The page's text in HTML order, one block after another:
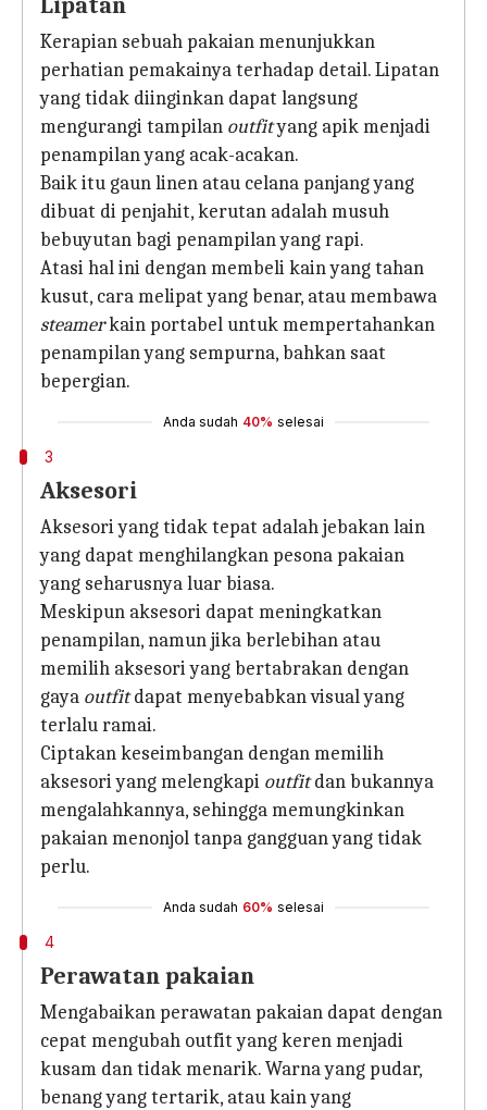
Kerapian sebuah pakaian menunjukkan
perhatian pemakainya terhadap detail. Lipatan
yang tidak diinginkan dapat langsung
mengurangi tampilan outfityang apik menjadi
penampilan yang acak-acakan.
Baik itu gaun linen atau celana panjang yang
dibuat di penjahit, kerutan adalah musuh
bebuyutan bagi penampilan yang rapi.
Atasi hal ini dengan membeli kain yang tahan
kusut, cara melipat yang benar, atau membawa
steamerkain portabel untuk mempertahankan
penampilan yang sempurna, bahkan saat
bepergian.
Anda sudah 40% selesai
3
Aksesori
Aksesori yang tidak tepat adalah jebakan lain
yang dapat menghilangkan pesona pakaian
yang seharusnya luar biasa.
Meskipun aksesori dapat meningkatkan
penampilan, namun jika berlebihan atau
memilih aksesori yang bertabrakan dengan
gaya outfitdapat menyebabkan visual yang
terlalu ramai.
Ciptakan keseimbangan dengan memilih
aksesori yang melengkapi outfitdan bukannya
mengalahkannya, sehingga memungkinkan
pakaian menonjol tanpa gangguan yang tidak
perlu.
Anda sudah 60% selesai
4
Perawatan pakaian
Mengabaikan perawatan pakaian dapat dengan
cepat mengubah outfit yang keren menjadi
kusam dan tidak menarik. Warna yang pudar,
benang yang tertarik, atau kain yang